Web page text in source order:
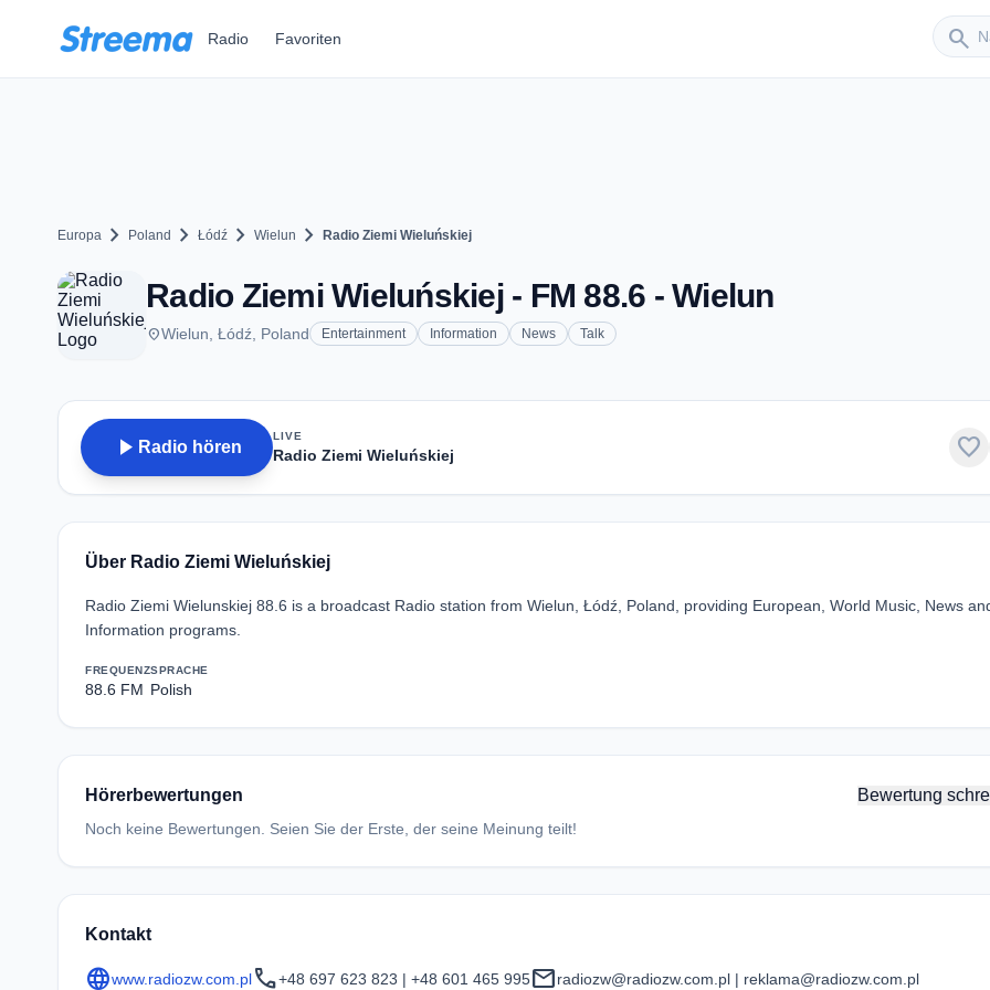
Radio Favoriten search
Sender
Europa chevron_right Poland chevron_right Łódź chevron_right Wielun chevron_right Radio Ziemi Wieluńskiej
Radio Ziemi Wieluńskiej - FM 88.6 - Wielun
placeWielun, Łódź, Poland Entertainment Information News Talk
play_arrow Radio hören
LIVE
Radio Ziemi Wieluńskiej favorite
Über Radio Ziemi Wieluńskiej
Radio Ziemi Wielunskiej 88.6 is a broadcast Radio station from Wielun, Łódź, Poland, providing European, World Music, News
Information programs.
FREQUENZ
88.6 FM
SPRACHE
Polish
Hörerbewertungen Bewertung
Noch keine Bewertungen. Seien Sie der Erste, der seine Meinung teilt!
Kontakt
languagewww.radiozw.com.plcall+48 697 623 823 | +48 601 465 995mailradiozw@radiozw.com.pl | reklama@radiozw.com.pl